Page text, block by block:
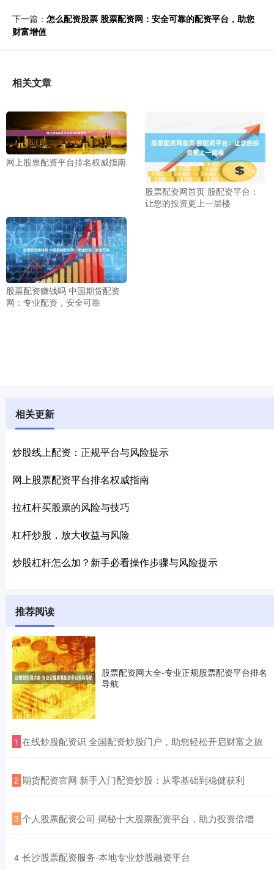
下一篇： 怎么配资股票 股票配资网：安全可靠的配资平台，助您
财富增值
相关文章
网上股票配资平台排名权威指南
股票配资网首页 股配资平台：
让您的投资更上一层楼
股票配资赚钱吗 中国期货配资
网：专业配资，安全可靠
相关更新
炒股线上配资：正规平台与风险提示
网上股票配资平台排名权威指南
拉杠杆买股票的风险与技巧
杠杆炒股，放大收益与风险
炒股杠杆怎么加？新手必看操作步骤与风险提示
推荐阅读
股票配资网大全-专业正规股票配资平台排名
导航
1 ​在线炒股配资识 全国配资炒股门户，助您轻松开启财富之旅
2 ​期货配资官网 新手入门配资炒股：从零基础到稳健获利
3 ​个人股票配资公司 揭秘十大股票配资平台，助力投资倍增
4 ​长沙股票配资服务-本地专业炒股融资平台